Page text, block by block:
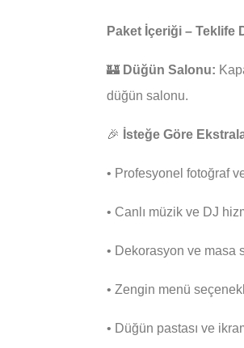
Paket İçeriği – Teklife
🏰 Düğün Salonu:
düğün salonu.
🎉 İsteğe Göre
• Profesyonel fotoğraf
• Canlı müzik ve DJ
• Dekorasyon ve masa
• Zengin menü
• Düğün pastası ve